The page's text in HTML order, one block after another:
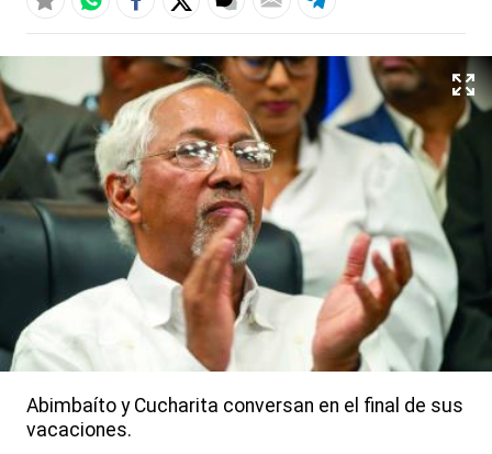
Abimbaíto y Cucharita conversan en el final de sus
vacaciones.